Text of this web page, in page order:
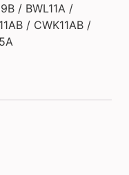
/ BWL11A /
/ CWK11AB /